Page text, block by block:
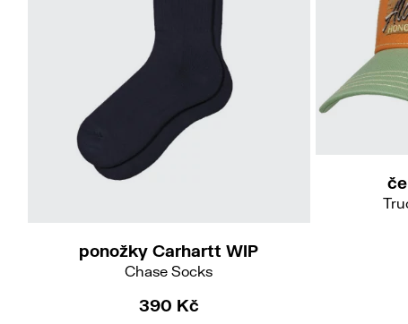
ponožky Carhartt WIP
Chase Socks
390 Kč